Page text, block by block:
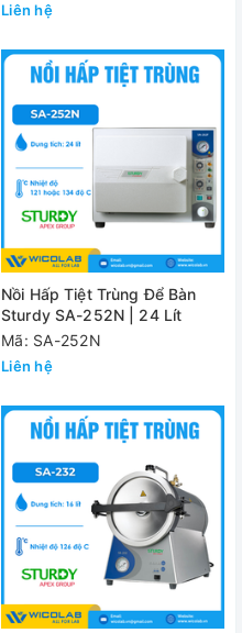
Liên hệ
Nồi Hấp Tiệt Trùng Để Bàn
Sturdy SA-252N | 24 Lít
Mã: SA-252N
Liên hệ